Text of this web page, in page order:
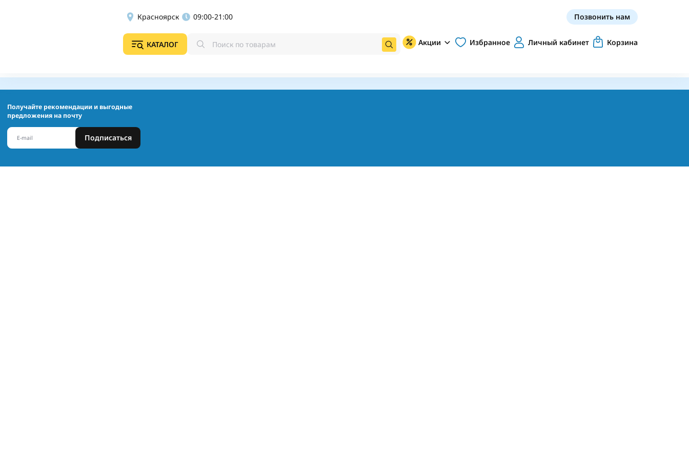
Красноярск 09:00-21:00 Позвонить нам
КАТАЛОГ Акции Избранное Личный кабинет Корзина
Получайте рекомендации и выгодные
предложения на почту
Подписаться